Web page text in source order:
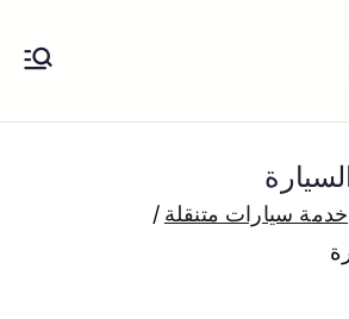
الكويت
بنشر متنقل الكويت كهرباء وبنشر تبديل
بارخص الاسعار
خدمة سيارات متنقلة